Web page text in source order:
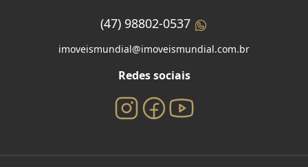
(47) 98802-0537
imoveismundial@imoveismundial.com.br
Redes sociais